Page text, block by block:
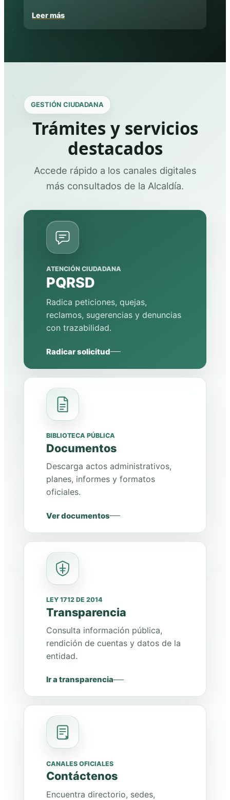
Leer más
GESTIÓN CIUDADANA
Trámites y servicios
destacados
Accede rápido a los canales digitales
más consultados de la Alcaldía.
ATENCIÓN CIUDADANA
PQRSD
Radica peticiones, quejas,
reclamos, sugerencias y denuncias
con trazabilidad.
Radicar solicitud
BIBLIOTECA PÚBLICA
Documentos
Descarga actos administrativos,
planes, informes y formatos
oficiales.
Ver documentos
LEY 1712 DE 2014
Transparencia
Consulta información pública,
rendición de cuentas y datos de la
entidad.
Ir a transparencia
CANALES OFICIALES
Contáctenos
Encuentra directorio, sedes,